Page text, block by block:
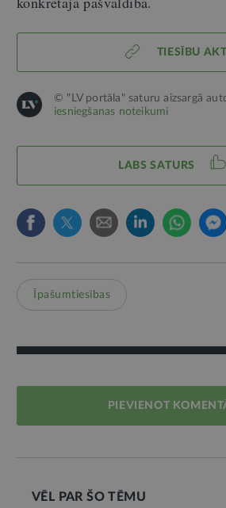
TIESĪBU AKTI
© "LV portāla" saturu aizsargā
iesniegšanas noteikumi
LABS SATURS
Īpašumtiesības
PIEVIENOT
VĒL PAR ŠO TĒMU